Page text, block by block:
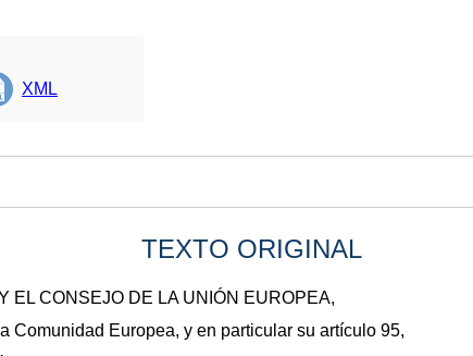
XML
TEXTO ORIGINAL
EL CONSEJO DE LA UNIÓN EUROPEA,
Comunidad Europea, y en particular su artículo 95,